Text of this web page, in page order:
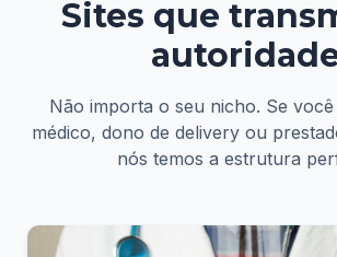
Sites que
Não importa o seu nicho. Se
médico, dono de delivery ou
nós temos a estrutura